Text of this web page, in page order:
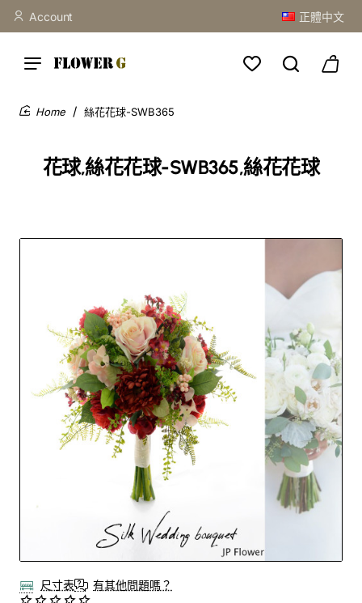
Account 正體中文
花球,絲花花球-SWB365,絲花花球
絲花花球-SWB365
尺寸表 有其他問題嗎？